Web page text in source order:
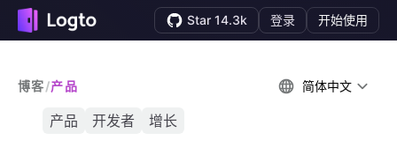
Star 14.3k 登录 开始使用
博客/产品 简体中文
产品 开发者 增长